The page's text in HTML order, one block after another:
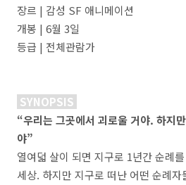
장르 | 감성 SF 애니메이션
개봉 | 6월 3일
등급 | 전체관람가
SYNOPSIS
“우리는 그곳에서 괴로울 거야. 하지
야”
열여덟 살이 되면 지구로 1년간 순례
세상. 하지만 지구로 떠난 어떤 순례